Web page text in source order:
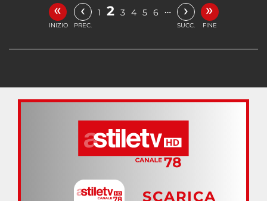
«
INIZIO
‹
PREC.
1 2 3 4 5 6 … ›
SUCC.
»
FINE
SCARICA